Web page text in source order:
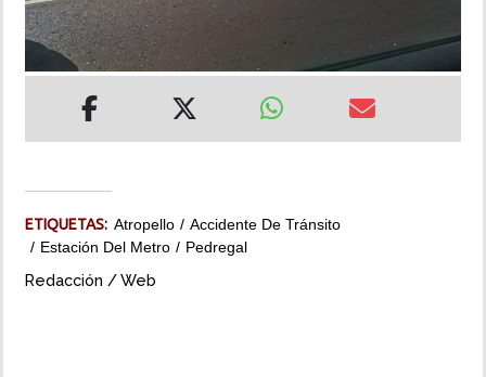
MULTIMEDIA
ETIQUETAS: Atropello
Accidente De Tránsito
Estación Del Metro
Pedregal
Redacción / Web